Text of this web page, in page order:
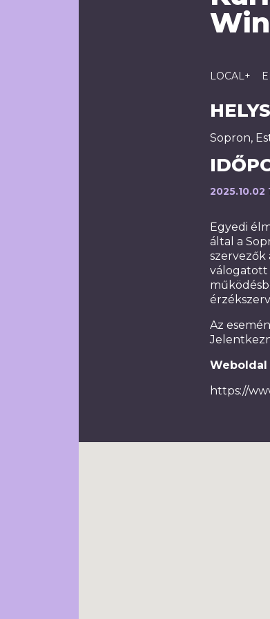
LOCAL+
Sopron,
2025.10.02
Egyedi
által a
szervezők
válogatott
Az
https://